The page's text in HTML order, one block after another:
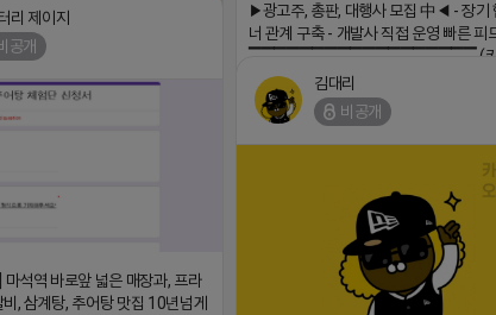
▶광고주, 총판, 대행사 모집 中◀ - 장기
너 관계 구축 - 개발사 직접 운영 빠른 피
▔▔▔▔▔▔▔▔▔▔▔▔▔▔▔▔▔▔ (카
회사 더 풀림 https://더풀림상담
더풀림상담.enn.kr
업 ➡️ 내일 밤 9시 ⛔️
댓글:20개
리 제이지
공개
마석역 바로앞 넓은 매장과, 프라
, 삼계탕, 추어탕 맛집 10년넘게
김대리
비공개